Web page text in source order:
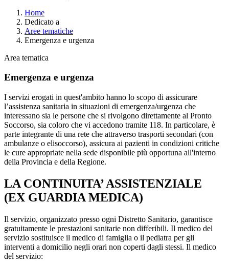
Home
Dedicato a
Aree tematiche
Emergenza e urgenza
Area tematica
Emergenza e urgenza
I servizi erogati in quest'ambito hanno lo scopo di assicurare
l’assistenza sanitaria in situazioni di emergenza/urgenza che
interessano sia le persone che si rivolgono direttamente al Pronto
Soccorso, sia coloro che vi accedono tramite 118. In particolare, è
parte integrante di una rete che attraverso trasporti secondari (con
ambulanze o elisoccorso), assicura ai pazienti in condizioni critiche
le cure appropriate nella sede disponibile più opportuna all'interno
della Provincia e della Regione.
LA CONTINUITA’ ASSISTENZIALE
(EX GUARDIA MEDICA)
Il servizio, organizzato presso ogni Distretto Sanitario, garantisce
gratuitamente le prestazioni sanitarie non differibili. Il medico del
servizio sostituisce il medico di famiglia o il pediatra per gli
interventi a domicilio negli orari non coperti dagli stessi. Il medico
del servizio: